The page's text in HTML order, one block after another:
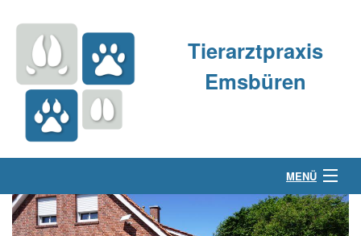
Tierarztpraxis
Emsbüren
MENÜ
Über uns